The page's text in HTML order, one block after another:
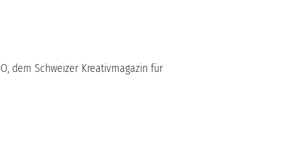
dem Schweizer Kreativmagazin für